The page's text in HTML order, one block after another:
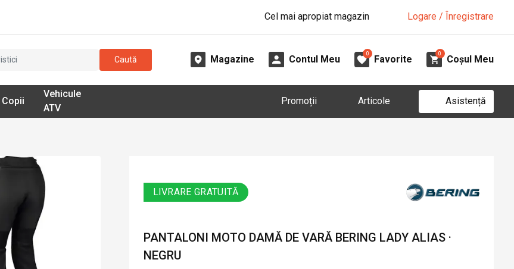
Cel mai apropiat magazin Logare / Înregistrare
Caută Magazine Contul Meu
0
Favorite
0
Coșul Meu
Copii
Vehicule
ATV
Promoții Articole Asistență
LIVRARE GRATUITĂ
PANTALONI MOTO DAMĂ DE VARĂ BERING LADY ALIAS ·
NEGRU